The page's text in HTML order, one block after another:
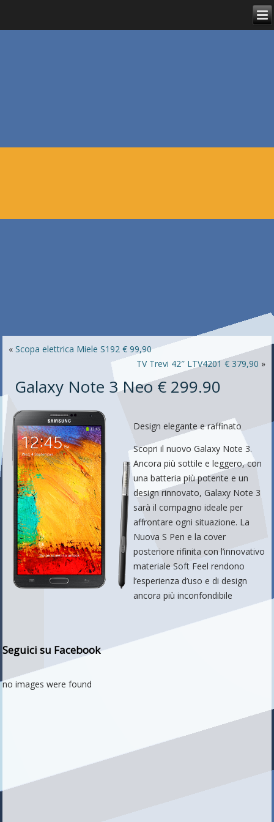
«Scopa elettrica Miele S192 € 99,90
TV Trevi 42″ LTV4201 € 379,90 »
Galaxy Note 3 Neo € 299.90
Design elegante e raffinato
Scopri il nuovo Galaxy Note 3.
Ancora più sottile e leggero, con
una batteria più potente e un
design rinnovato, Galaxy Note 3
sarà il compagno ideale per
affrontare ogni situazione. La
Nuova S Pen e la cover
posteriore rifinita con l’innovativo
materiale Soft Feel rendono
l’esperienza d’uso e di design
ancora più inconfondibile
Seguici su Facebook
no images were found